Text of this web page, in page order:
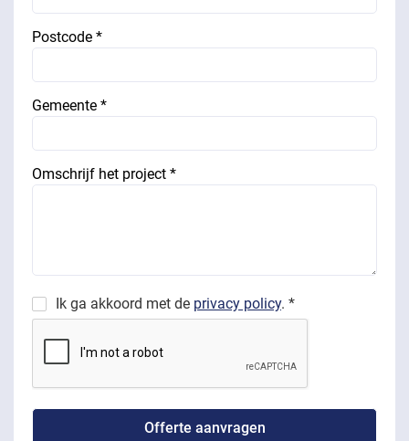
Postcode *
Gemeente *
Omschrijf het project *
Ik ga akkoord met de privacy policy. *